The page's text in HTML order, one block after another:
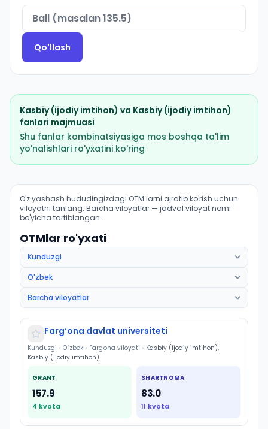
Qo'llash
Kasbiy (ijodiy imtihon) va Kasbiy (ijodiy imtihon)
fanlari majmuasi
Shu fanlar kombinatsiyasiga mos boshqa ta'lim
yo'nalishlari ro'yxatini ko'ring
Sport faoliyati: badiiy gimnastika: OTM lar bo'yicha
O'z yashash hududingizdagi OTM larni ajratib ko'rish uchun
viloyatni tanlang. Barcha viloyatlar — jadval viloyat nomi
bo'yicha tartiblangan.
OTMlar ro'yxati
Farg‘ona davlat universiteti
Kunduzgi • O`zbek • Farg'ona viloyati • Kasbiy (ijodiy imtihon),
Kasbiy (ijodiy imtihon)
GRANT
157.9
4 kvota
SHARTNOMA
83.0
11 kvota